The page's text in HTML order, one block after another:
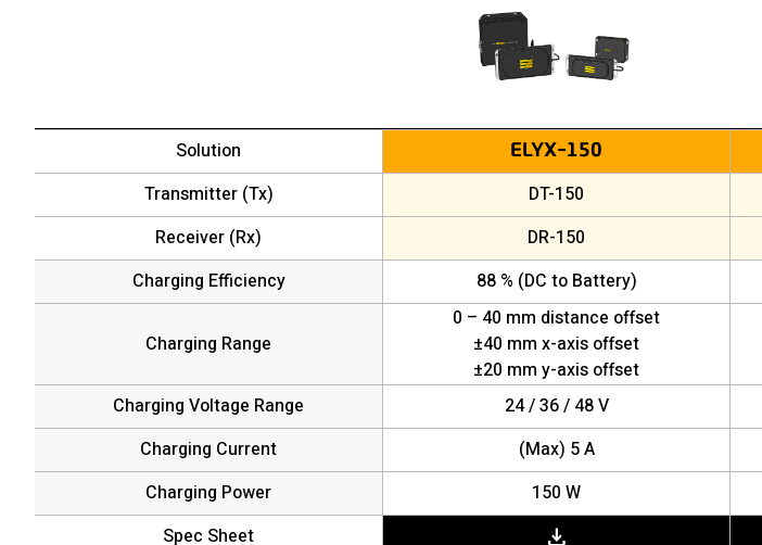
Solution ELYX-150
Transmitter (Tx) DT-150
Receiver (Rx)
DR-150
Charging Efficiency
88 % (DC to Battery)
Charging Range
0 – 40 mm distance offset
±40 mm x-axis offset
±20 mm y-axis offset
Charging Voltage Range
24 / 36 / 48 V
Charging Current
(Max) 5 A
Charging Power
150 W
Spec Sheet
download